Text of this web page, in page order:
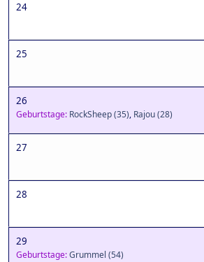
24
25
26
Geburtstage: RockSheep(35), Rajou(28)
27
28
29
Geburtstage:Grummel (54)